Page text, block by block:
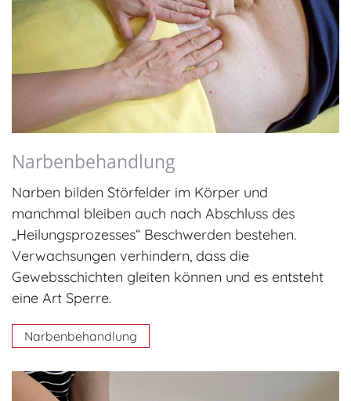
Narbenbehandlung
Narben bilden Störfelder im Körper und
manchmal bleiben auch nach Abschluss des
„Heilungsprozesses“ Beschwerden bestehen.
Verwachsungen verhindern, dass die
Gewebsschichten gleiten können und es entsteht
eine Art Sperre.
Narbenbehandlung